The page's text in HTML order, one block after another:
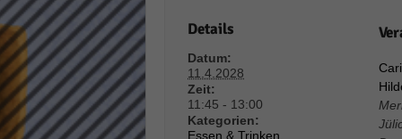
Details
Datum:
11.4.2028
Zeit:
11:45 - 13:00
Kategorien:
Essen & Trinken